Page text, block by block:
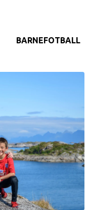
BARNEFOTBALL